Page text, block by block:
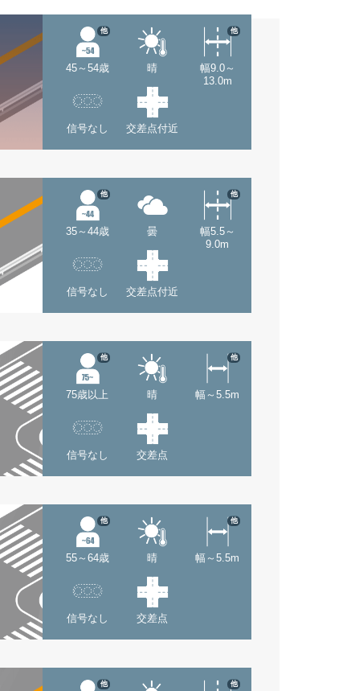
45～54歳
他
晴
幅9.0～
13.0m
他
信号なし 交差点付近
35～44歳
他
曇
幅5.5～
9.0m
他
信号なし 交差点付近
75歳以上
他
晴 幅～5.5m
他
信号なし 交差点
55～64歳
他
晴 幅～5.5m
他
信号なし 交差点
他 他